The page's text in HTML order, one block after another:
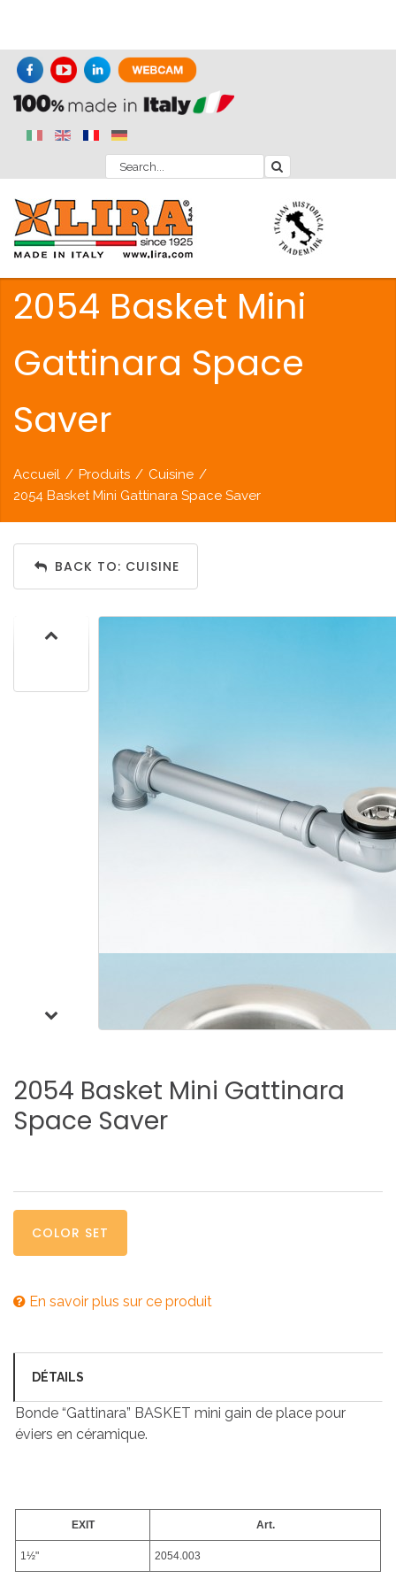
2054 Basket Mini
Gattinara Space
Saver
Accueil / Produits / Cuisine /
2054 Basket Mini Gattinara Space Saver
BACK TO: CUISINE
2054 Basket Mini Gattinara
Space Saver
COLOR SET
En savoir plus sur ce produit
DÉTAILS
Bonde “Gattinara” BASKET mini gain de place pour
éviers en céramique.
EXIT Art.
1½" 2054.003